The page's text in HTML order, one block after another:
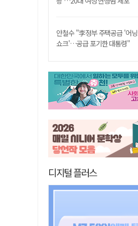
안철수 "李정부 주택공급 '어닝
쇼크'…공급 포기한 대통령"
디지털 플러스